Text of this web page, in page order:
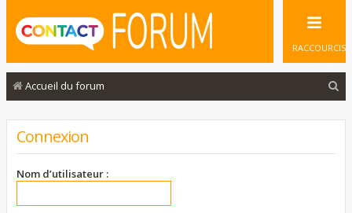
RACCOURCIS
Accueil du forum
Connexion
Nom d’utilisateur :